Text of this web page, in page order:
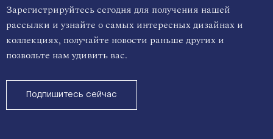
Зарегистрируйтесь сегодня для получения нашей
рассылки и узнайте о самых интересных дизайнах и
коллекциях, получайте новости раньше других и
позвольте нам удивить вас.
Подпишитесь сейчас